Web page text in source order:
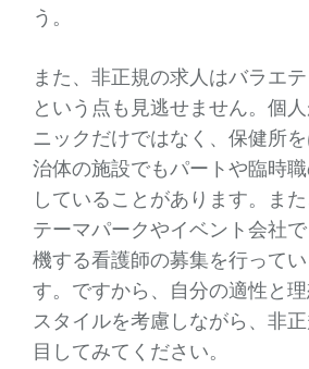
う。
また、非正規の求人はバラエ
という点も見逃せません。個
ニックだけではなく、保健所
治体の施設でもパートや臨時
していることがあります。また
テーマパークやイベント会社
機する看護師の募集を行って
す。ですから、自分の適性と
スタイルを考慮しながら、非
目してみてください。